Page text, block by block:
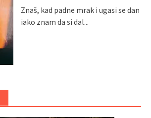
Znaš, kad padne mrak i ugasi se dan
iako znam da si dal...